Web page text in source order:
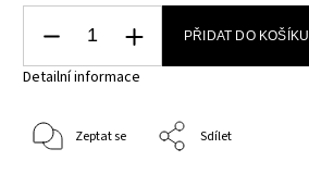
PŘIDAT DO KOŠÍKU
Detailní informace
Zeptat se Sdílet